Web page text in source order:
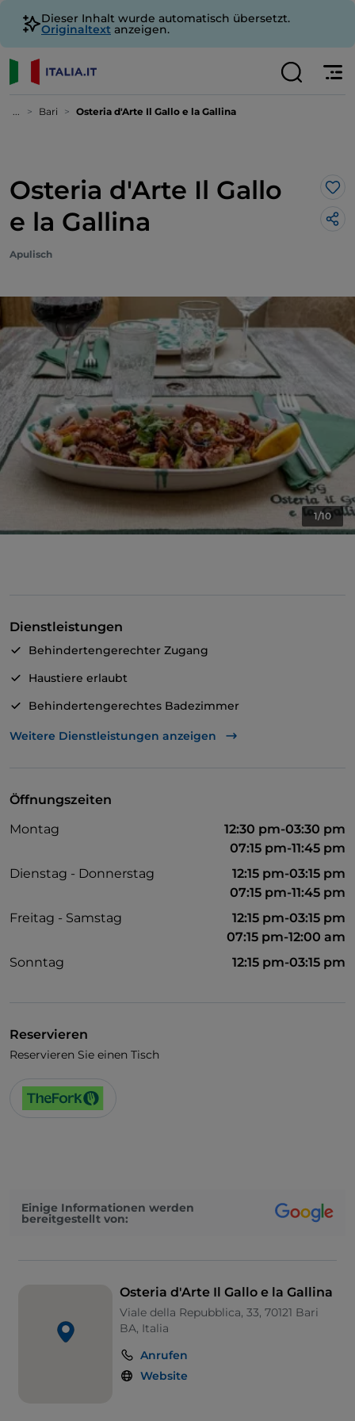
Dieser Inhalt wurde automatisch übersetzt.
Originaltext anzeigen.
... Bari Osteria d'Arte Il Gallo e la Gallina
Osteria d'Arte Il Gallo
e la Gallina
Apulisch
1/10
Dienstleistungen
Behindertengerechter Zugang
Haustiere erlaubt
Behindertengerechtes Badezimmer
Abendessen mit Show
WLAN
Weitere Dienstleistungen anzeigen
Öffnungszeiten
Montag
12:30 pm-03:30 pm
07:15 pm-11:45 pm
Dienstag - Donnerstag
12:15 pm-03:15 pm
07:15 pm-11:45 pm
Freitag - Samstag
12:15 pm-03:15 pm
07:15 pm-12:00 am
Sonntag
12:15 pm-03:15 pm
Reservieren
Reservieren Sie einen Tisch
Einige Informationen werden
bereitgestellt von:
Osteria d'Arte Il Gallo e la Gallina
Viale della Repubblica, 33, 70121 Bari
BA, Italia
Anrufen
Website